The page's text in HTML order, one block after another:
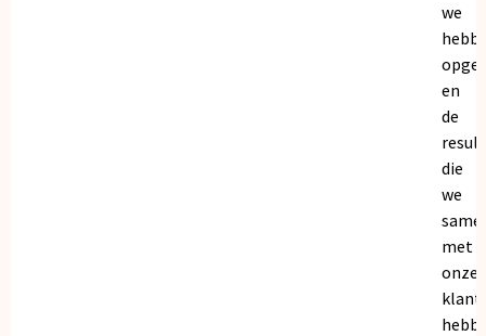
we
en
de
die
we
met
onze